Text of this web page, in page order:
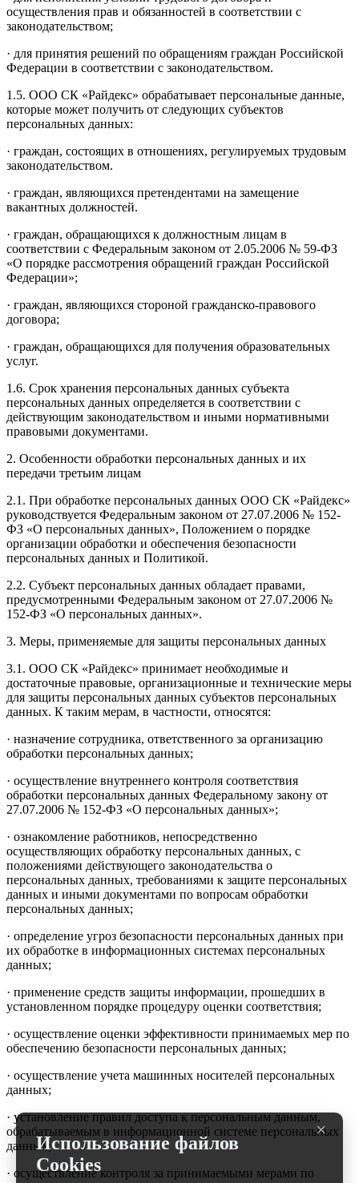
осуществления прав и обязанностей в соответствии с
законодательством;
· для принятия решений по обращениям граждан Российской
Федерации в соответствии с законодательством.
1.5. ООО СК «Райдекс» обрабатывает персональные данные,
которые может получить от следующих субъектов
персональных данных:
· граждан, состоящих в отношениях, регулируемых трудовым
законодательством.
· граждан, являющихся претендентами на замещение
вакантных должностей.
· граждан, обращающихся к должностным лицам в
соответствии с Федеральным законом от 2.05.2006 № 59-ФЗ
«О порядке рассмотрения обращений граждан Российской
Федерации»;
· граждан, являющихся стороной гражданско-правового
договора;
· граждан, обращающихся для получения образовательных
услуг.
1.6. Срок хранения персональных данных субъекта
персональных данных определяется в соответствии с
действующим законодательством и иными нормативными
правовыми документами.
2. Особенности обработки персональных данных и их
передачи третьим лицам
2.1. При обработке персональных данных ООО СК «Райдекс»
руководствуется Федеральным законом от 27.07.2006 № 152-
ФЗ «О персональных данных», Положением о порядке
организации обработки и обеспечения безопасности
персональных данных и Политикой.
2.2. Субъект персональных данных обладает правами,
предусмотренными Федеральным законом от 27.07.2006 №
152-ФЗ «О персональных данных».
3. Меры, применяемые для защиты персональных данных
3.1. ООО СК «Райдекс» принимает необходимые и
достаточные правовые, организационные и технические меры
для защиты персональных данных субъектов персональных
данных. К таким мерам, в частности, относятся:
· назначение сотрудника, ответственного за организацию
обработки персональных данных;
· осуществление внутреннего контроля соответствия
обработки персональных данных Федеральному закону от
27.07.2006 № 152-ФЗ «О персональных данных»;
· ознакомление работников, непосредственно
осуществляющих обработку персональных данных, с
положениями действующего законодательства о
персональных данных, требованиями к защите персональных
данных и иными документами по вопросам обработки
персональных данных;
· определение угроз безопасности персональных данных при
их обработке в информационных системах персональных
данных;
· применение средств защиты информации, прошедших в
установленном порядке процедуру оценки соответствия;
· осуществление оценки эффективности принимаемых мер по
обеспечению безопасности персональных данных;
· осуществление учета машинных носителей персональных
данных;
· установление правил доступа к персональным данным,
обрабатываемым в информационной системе персональных
данных;
· осуществление контроля за принимаемыми мерами по
×
Использование файлов
Cookies